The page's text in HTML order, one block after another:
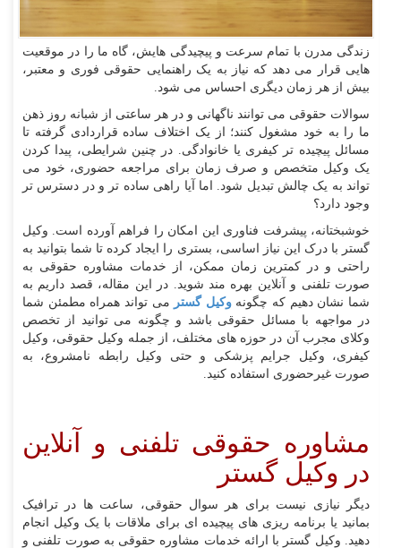
زندگی مدرن با تمام سرعت و پیچیدگی هایش، گاه ما را در موقعیت
هایی قرار می دهد که نیاز به یک راهنمایی حقوقی فوری و معتبر،
بیش از هر زمان دیگری احساس می شود.
سوالات حقوقی می توانند ناگهانی و در هر ساعتی از شبانه روز ذهن
ما را به خود مشغول کنند؛ از یک اختلاف ساده قراردادی گرفته تا
مسائل پیچیده تر کیفری یا خانوادگی. در چنین شرایطی، پیدا کردن
یک وکیل متخصص و صرف زمان برای مراجعه حضوری، خود می
تواند به یک چالش تبدیل شود. اما آیا راهی ساده تر و در دسترس تر
وجود دارد؟
خوشبختانه، پیشرفت فناوری این امکان را فراهم آورده است. وکیل
گستر با درک این نیاز اساسی، بستری را ایجاد کرده تا شما بتوانید به
راحتی و در کمترین زمان ممکن، از خدمات مشاوره حقوقی به
صورت تلفنی و آنلاین بهره مند شوید. در این مقاله، قصد داریم به
شما نشان دهیم که چگونهوکیل گستر می تواند همراه مطمئن شما
در مواجهه با مسائل حقوقی باشد و چگونه می توانید از تخصص
وکلای مجرب آن در حوزه های مختلف، از جمله وکیل حقوقی، وکیل
کیفری، وکیل جرایم پزشکی و حتی وکیل رابطه نامشروع، به
صورت غیرحضوری استفاده کنید.
مشاوره حقوقی تلفنی و آنلاین
در وکیل گستر
دیگر نیازی نیست برای هر سوال حقوقی، ساعت ها در ترافیک
بمانید یا برنامه ریزی های پیچیده ای برای ملاقات با یک وکیل انجام
دهید. وکیل گستر با ارائه خدمات مشاوره حقوقی به صورت تلفنی و